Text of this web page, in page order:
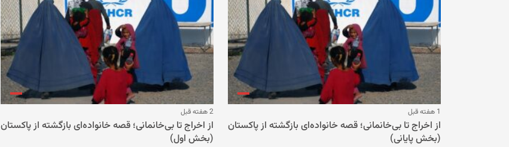
1 هفته قبل
از اخراج تا بی‌خانمانی؛ قصه خانواده‌ای بازگشته از پاکستان
(بخش پایانی)
2 هفته قبل
از اخراج تا بی‌خانمانی؛ قصه خانواده‌ای بازگشته از پاکستان
(بخش اول)